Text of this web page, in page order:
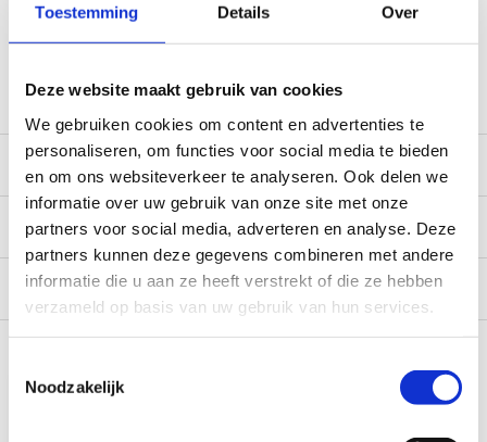
Toestemming Details Over
Deze website maakt gebruik van cookies
We gebruiken cookies om content en advertenties te
personaliseren, om functies voor social media te bieden
en om ons websiteverkeer te analyseren. Ook delen we
informatie over uw gebruik van onze site met onze
partners voor social media, adverteren en analyse. Deze
partners kunnen deze gegevens combineren met andere
informatie die u aan ze heeft verstrekt of die ze hebben
verzameld op basis van uw gebruik van hun services.
Noodzakelijk
*Zeer grote magazijnvoorraad direct beschikbaar voor
verzending. Een deel van de artikelen op voorraad in de
service@camperhuis.nl
Beschrijving
Specificaties
Reviews 0/10
Recent bekeken